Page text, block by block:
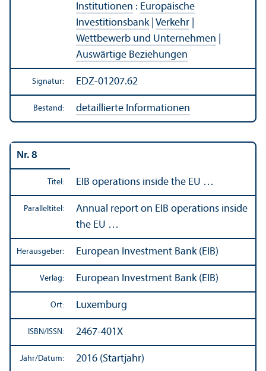
Institutionen : Europäische
Investitions­bank| Verkehr
Wettbewerb und Unter­nehmen
Auswärtige Beziehungen
Signatur: EDZ-01207.62
Bestand: detaillierte Informationen
Nr. 8
Titel: EIB operations inside the EU …
Paralleltitel:
Annual report on EIB operations inside
the EU …
Herausgeber: European Investment Bank (EIB)
Verlag: European Investment Bank (EIB)
Ort: Luxemburg
ISBN/ ISSN: 2467-401X
Jahr/Datum: 2016 (Startjahr)